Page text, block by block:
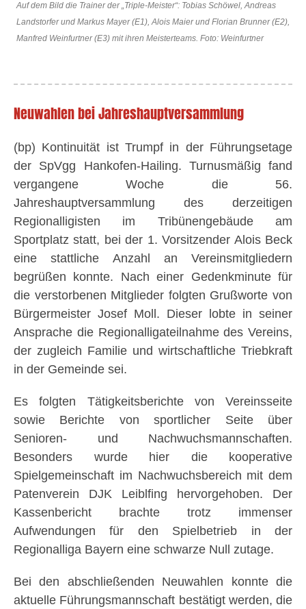
Auf dem Bild die Trainer der „Triple-Meister“: Tobias Schöwel, Andreas
Landstorfer und Markus Mayer (E1), Alois Maier und Florian Brunner (E2),
Manfred Weinfurtner (E3) mit ihren Meisterteams. Foto: Weinfurtner
Neuwahlen bei Jahreshauptversammlung
(bp) Kontinuität ist Trumpf in der Führungsetage
der SpVgg Hankofen-Hailing. Turnusmäßig fand
vergangene Woche die 56.
Jahreshauptversammlung des derzeitigen
Regionalligisten im Tribünengebäude am
Sportplatz statt, bei der 1. Vorsitzender Alois Beck
eine stattliche Anzahl an Vereinsmitgliedern
begrüßen konnte. Nach einer Gedenkminute für
die verstorbenen Mitglieder folgten Grußworte von
Bürgermeister Josef Moll. Dieser lobte in seiner
Ansprache die Regionalligateilnahme des Vereins,
der zugleich Familie und wirtschaftliche Triebkraft
in der Gemeinde sei.
Es folgten Tätigkeitsberichte von Vereinsseite
sowie Berichte von sportlicher Seite über
Senioren- und Nachwuchsmannschaften.
Besonders wurde hier die kooperative
Spielgemeinschaft im Nachwuchsbereich mit dem
Patenverein DJK Leiblfing hervorgehoben. Der
Kassenbericht brachte trotz immenser
Aufwendungen für den Spielbetrieb in der
Regionalliga Bayern eine schwarze Null zutage.
Bei den abschließenden Neuwahlen konnte die
aktuelle Führungsmannschaft bestätigt werden, die